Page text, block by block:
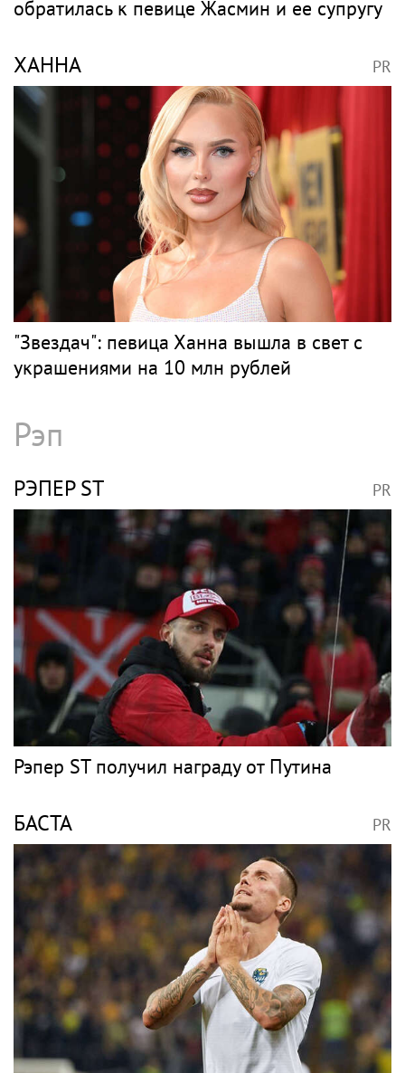
Глеб Самойлов вызвал обеспокоенность
после концерта в Москве
Поп
ЖАСМИН
Оставшаяся без дома семья в Дагестане
обратилась к певице Жасмин и ее супругу
ХАННА
"Звездач": певица Ханна вышла в свет с
украшениями на 10 млн рублей
Рэп
РЭПЕР ST PR